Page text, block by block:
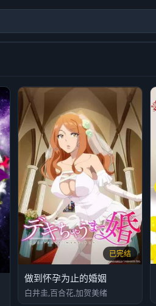
已完结
做到怀孕为止的婚姻
白井圭,百合花,加贺美绪